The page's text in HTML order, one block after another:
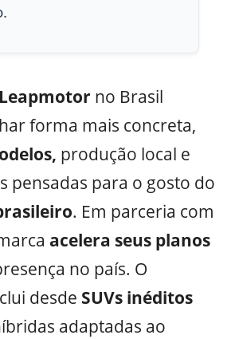
Leapmotor no Brasil
forma mais concreta,
produção local e
pensadas para o gosto do
. Em parceria com
acelera seus planos
no país. O
desde SUVs inéditos
adaptadas ao